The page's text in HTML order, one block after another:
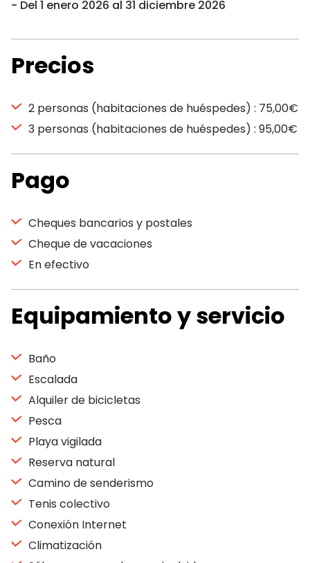
Del 1 enero 2026 al 31 diciembre 2026
Precios
2 personas (habitaciones de huéspedes) : 75,00€
3 personas (habitaciones de huéspedes) : 95,00€
Pago
Cheques bancarios y postales
Cheque de vacaciones
En efectivo
Equipamiento y servicio
Baño
Escalada
Alquiler de bicicletas
Pesca
Playa vigilada
Reserva natural
Camino de senderismo
Tenis colectivo
Conexión Internet
Climatización